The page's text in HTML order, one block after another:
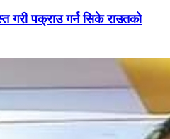
गरी पक्राउ गर्न सिके राउतकाे